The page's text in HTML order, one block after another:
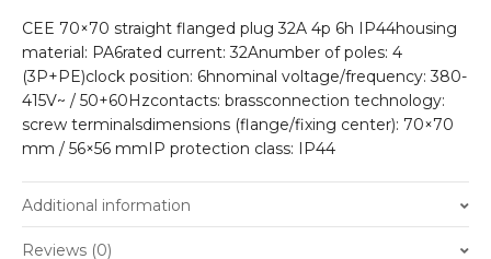
CEE 70×70 straight flanged plug 32A 4p 6h IP44housing
material: PA6rated current: 32Anumber of poles: 4
(3P+PE)clock position: 6hnominal voltage/frequency: 380-
415V~ / 50+60Hzcontacts: brassconnection technology:
screw terminalsdimensions (flange/fixing center): 70×70
mm / 56×56 mmIP protection class: IP44
Additional information
Weight
Reviews (0)